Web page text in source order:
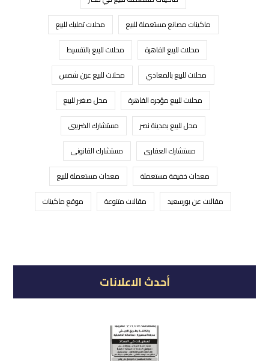
ماكينات مصانع مستعملة للبيع
محلات تمليك للبيع
محلات للبيع القاهرة
محلات للبيع بالتقسيط
محلات للبيع بالمعادي
محلات للبيع عين شمس
محلات للبيع مؤجره القاهرة
محل صغير للبيع
محل للبيع بمدينة نصر
مستشارك الضريبى
مستشارك العقارى
مستشارك القانونى
معدات خفيفة مستعملة
معدات مستعملة للبيع
مقالات عن بورسعيد
مقالات متنوعة موقع ماكينات
أحدث الاعلانات